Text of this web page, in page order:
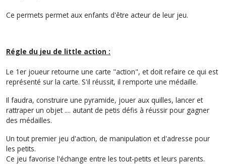
Ce permets permet aux enfants d'être acteur de leur jeu.
Régle du jeu de little action :
Le 1er joueur retourne une carte "action", et doit refaire ce qui est
représenté sur la carte. S'il réussit, il remporte une médaille.
Il faudra, construire une pyramide, jouer aux quilles, lancer et
rattraper un objet .... autant de petis défis à réussir pour gagner
des médailles.
Un tout premier jeu d'action, de manipulation et d'adresse pour
les petits.
Ce jeu favorise l'échange entre les tout-petits et leurs parents.